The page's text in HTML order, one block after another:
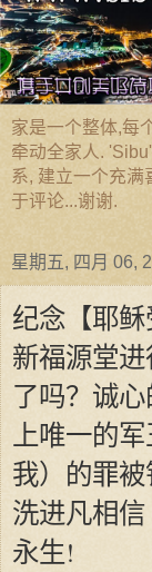
家是一个整体,每
牵动全家人.
系, 建立一个充满
于评论...谢谢.
星期五, 四月 06,
纪念【耶
新福源堂
了吗？诚
上唯一的
我）的罪
洗进凡相
永生!